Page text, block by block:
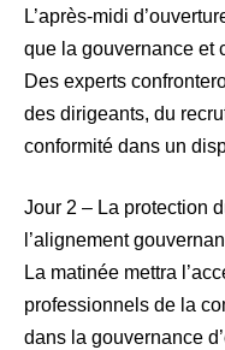
L’après-midi
que la gouvernance et
Des experts
des dirigeants, du
conformité dans un
Jour 2 – La protection
l’alignement
La matinée mettra
professionnels de la
dans la gouvernance